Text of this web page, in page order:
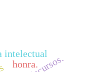
intelectual
honra.